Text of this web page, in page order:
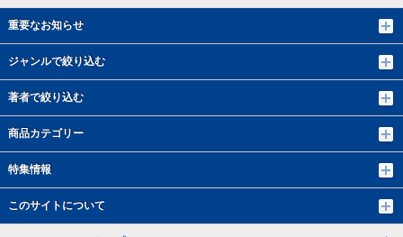
重要なお知らせ
ジャンルで絞り込む
著者で絞り込む
商品カテゴリー
特集情報
このサイトについて